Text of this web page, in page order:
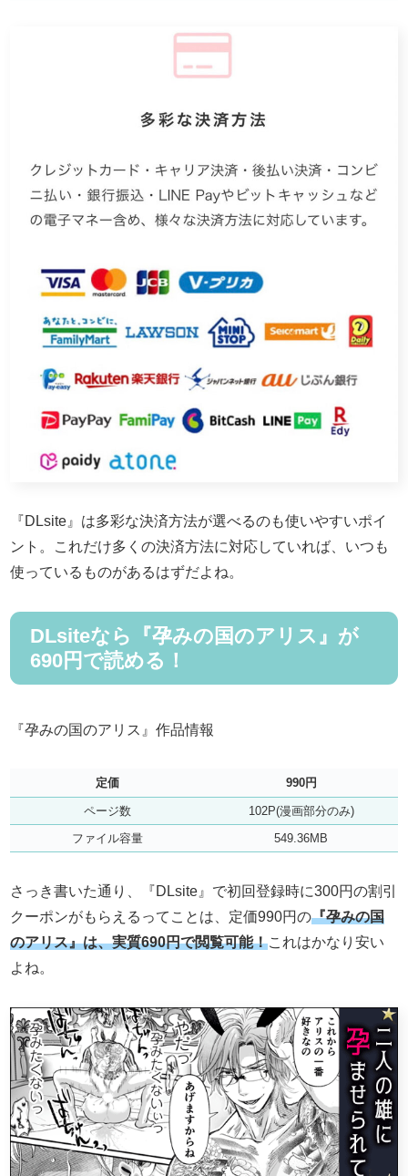
『DLsite』は多彩な決済方法が選べるのも使いやすいポイ
ント。これだけ多くの決済方法に対応していれば、いつも
使っているものがあるはずだよね。
DLsiteなら『孕みの国のアリス』が
690円で読める！
『孕みの国のアリス』作品情報
定価 990円
ページ数
102P(漫画部分のみ)
ファイル容量
549.36MB
さっき書いた通り、『DLsite』で初回登録時に300円の割引
クーポンがもらえるってことは、定価990円の『孕みの国
のアリス』は、実質690円で閲覧可能！これはかなり安い
よね。